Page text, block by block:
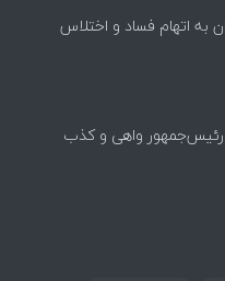
به اتهام فساد و اختلاس
رئیس‌جمهور واهی و کذب